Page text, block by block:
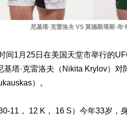
尼基塔·克雷洛夫 VS 莫德斯塔斯·布
间1月25日在美国天堂市举行的
基塔·克雷洛夫（Nikita Krylov）对
）。
11， 12 K， 16 S）今年33岁，